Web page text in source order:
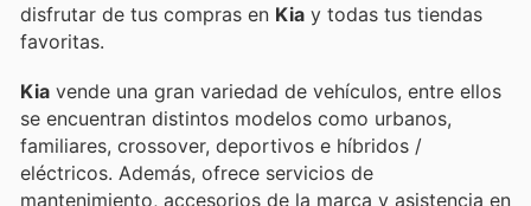
disfrutar de tus compras en Kia y todas tus tiendas
favoritas.
Kia vende una gran variedad de vehículos, entre ellos
se encuentran distintos modelos como urbanos,
familiares, crossover, deportivos e híbridos /
eléctricos. Además, ofrece servicios de
mantenimiento, accesorios de la marca y asistencia en